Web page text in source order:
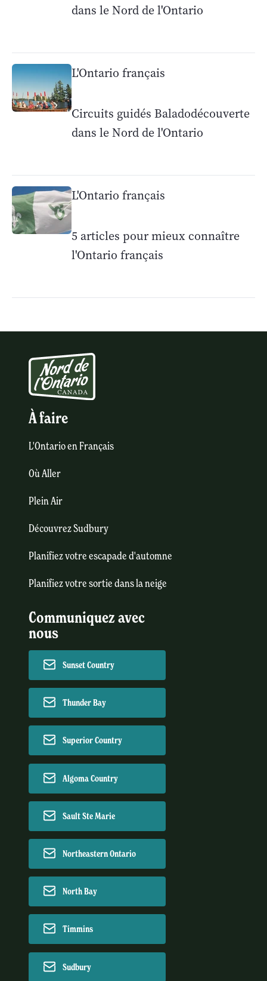
dans le Nord de l'Ontario
L'Ontario français
Circuits guidés Baladodécouverte
dans le Nord de l'Ontario
L'Ontario français
5 articles pour mieux connaître
l'Ontario français
À faire
L'Ontario en Français
Où Aller
Plein Air
Découvrez Sudbury
Planifiez votre escapade d'automne
Planifiez votre sortie dans la neige
Communiquez avec
nous
Sunset Country
Thunder Bay
Superior Country
Algoma Country
Sault Ste Marie
Northeastern Ontario
North Bay
Timmins
Sudbury